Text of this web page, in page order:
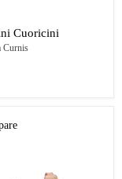
Cuoricini
Curnis